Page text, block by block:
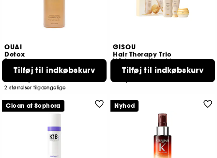
OUAI
Detox
Shampoo
5106
2 størrelser tilgængelige
Tilføj til indkøbskurv
GISOU
Hair Therapy Trio
Hårbehandlingstrio
6
279,00 KR
Tilføj til indkøbskurv
Clean at Sephora Nyhed